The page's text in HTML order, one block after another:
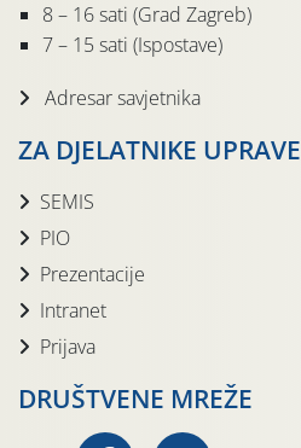
8 – 16 sati (Grad Zagreb)
7 – 15 sati (Ispostave)
Adresar savjetnika
ZA DJELATNIKE UPRAVE
SEMIS
PIO
Prezentacije
Intranet
Prijava
DRUŠTVENE MREŽE